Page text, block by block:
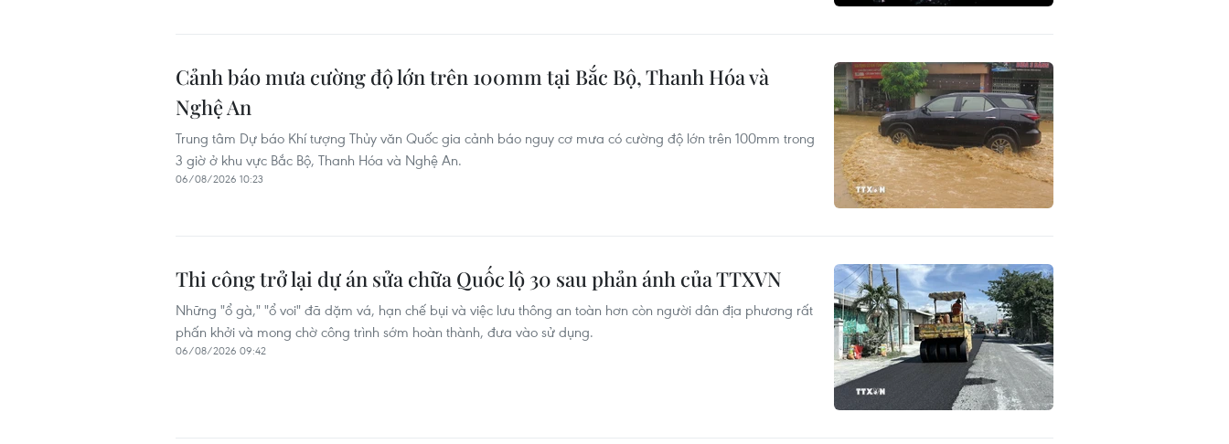
Cảnh báo mưa cường độ lớn trên 100mm tại Bắc Bộ, Thanh Hóa và
Nghệ An
Trung tâm Dự báo Khí tượng Thủy văn Quốc gia cảnh báo nguy cơ mưa có cường độ lớn trên 100mm trong
3 giờ ở khu vực Bắc Bộ, Thanh Hóa và Nghệ An.
06/08/2026 10:23
Thi công trở lại dự án sửa chữa Quốc lộ 30 sau phản ánh của TTXVN
Những "ổ gà," "ổ voi" đã dặm vá, hạn chế bụi và việc lưu thông an toàn hơn còn người dân địa phương rất
phấn khởi và mong chờ công trình sớm hoàn thành, đưa vào sử dụng.
06/08/2026 09:42